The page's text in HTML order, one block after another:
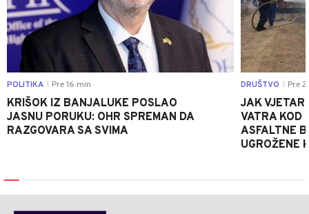
POLITIKA Pre 16 min
KRIŠOK IZ BANJALUKE POSLAO
JASNU PORUKU: OHR SPREMAN DA
RAZGOVARA SA SVIMA
DRUŠTVO Pre 2
JAK VJETAR
VATRA KOD
ASFALTNE
UGROŽENE